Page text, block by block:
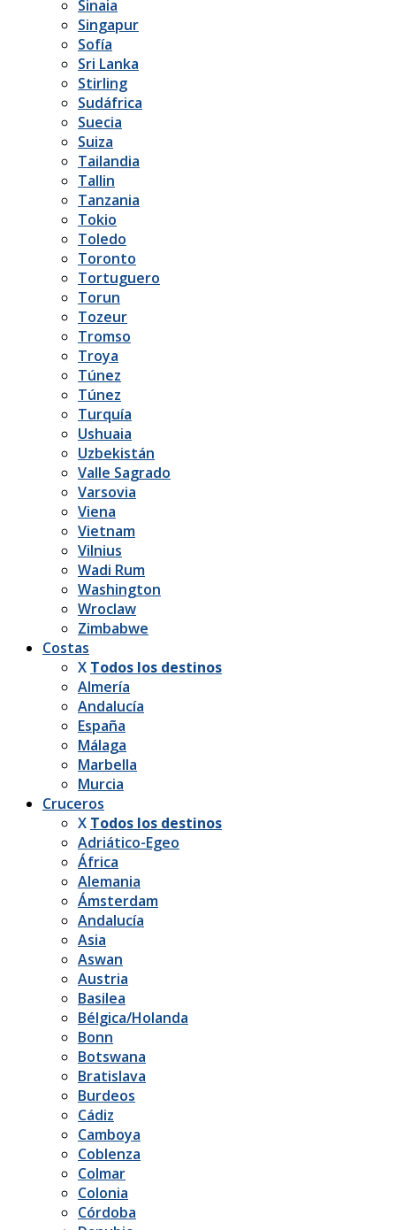
Sinaia
Singapur
Sofía
Sri Lanka
Stirling
Sudáfrica
Suecia
Suiza
Tailandia
Tallin
Tanzania
Tokio
Toledo
Toronto
Tortuguero
Torun
Tozeur
Tromso
Troya
Túnez
Túnez
Turquía
Ushuaia
Uzbekistán
Valle Sagrado
Varsovia
Viena
Vietnam
Vilnius
Wadi Rum
Washington
Wroclaw
Zimbabwe
Costas
X Todos los destinos
Almería
Andalucía
España
Málaga
Marbella
Murcia
Cruceros
X Todos los destinos
Adriático-Egeo
África
Alemania
Ámsterdam
Andalucía
Asia
Aswan
Austria
Basilea
Bélgica/Holanda
Bonn
Botswana
Bratislava
Burdeos
Cádiz
Camboya
Coblenza
Colmar
Colonia
Córdoba